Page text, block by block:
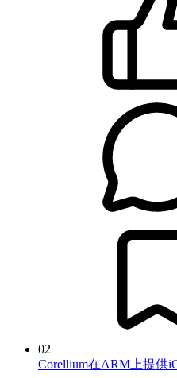
02
Corellium在ARM上提供